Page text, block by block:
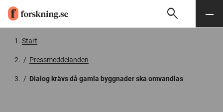
Söksearch Meny
Start
/ Pressmeddelanden
/ Dialog krävs då gamla byggnader ska omvandlas